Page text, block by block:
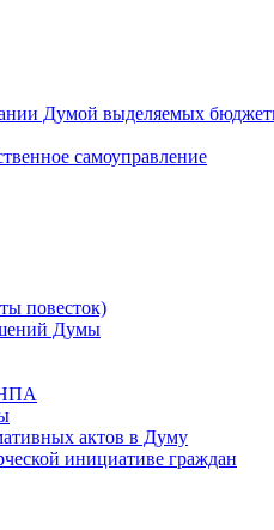
Думой выделяемых
самоуправление
повесток)
Думы
НПА
актов в Думу
инициативе граждан